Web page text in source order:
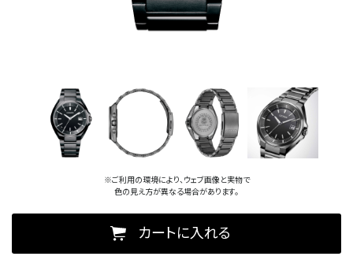
※ご利用の環境により、ウェブ画像と実物で
色の見え方が異なる場合があります。
カートに入れる